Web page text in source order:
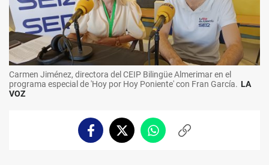
Carmen Jiménez, directora del CEIP Bilingüe Almerimar en el
programa especial de 'Hoy por Hoy Poniente' con Fran García. LA
VOZ
FacebookTwitterWhatsappCopiar